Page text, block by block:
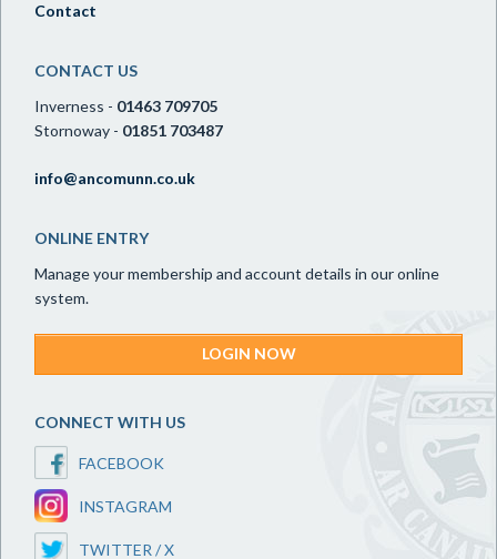
Contact
CONTACT US
Inverness - 01463 709705
Stornoway - 01851 703487
info@ancomunn.co.uk
ONLINE ENTRY
Manage your membership and account details in our online
system.
LOGIN NOW
CONNECT WITH US
FACEBOOK
INSTAGRAM
TWITTER / X